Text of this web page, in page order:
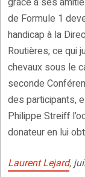
de Formule 1
handicap à la
Routières, ce qui
chevaux sous le
seconde
des participants,
Philippe Streiff
donateur en lui
Laurent Lejard,